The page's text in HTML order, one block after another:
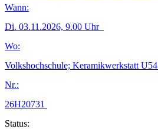
Wann:
Di. 03.11.2026, 9.00 Uhr
Wo:
Volkshochschule; Keramikwerkstatt U54
Nr.:
26H20731
Status: